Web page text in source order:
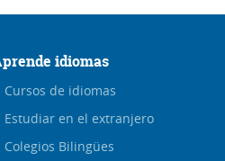
idiomas
Cursos de idiomas
Estudiar en el extranjero
Colegios Bilingües